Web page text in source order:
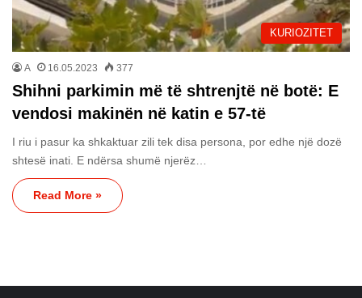
KURIOZITET
A 16.05.2023 377
Shihni parkimin më të shtrenjtë në botë: E
vendosi makinën në katin e 57-të
I riu i pasur ka shkaktuar zili tek disa persona, por edhe një dozë
shtesë inati. E ndërsa shumë njerëz…
Read More »